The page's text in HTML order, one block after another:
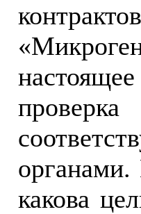
проверка
какова